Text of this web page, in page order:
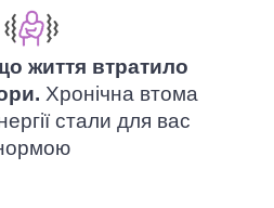
життя втратило
Хронічна втома
стали для вас